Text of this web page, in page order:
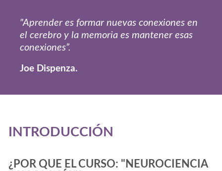
"Aprender es formar nuevas conexiones en
el cerebro y la memoria es mantener esas
conexiones”.
Joe Dispenza.
INTRODUCCIÓN
¿POR QUE EL CURSO: "NEUROCIENCIA